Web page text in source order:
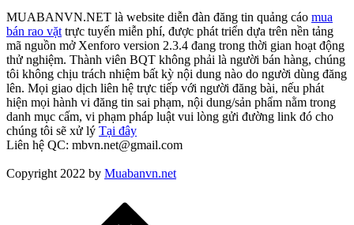
MUABANVN.NET là website diễn đàn đăng tin quảng cáo mua
bán rao vặt trực tuyến miễn phí, được phát triển dựa trên nền tảng
mã nguồn mở Xenforo version 2.3.4 đang trong thời gian hoạt động
thử nghiệm. Thành viên BQT không phải là người bán hàng, chúng
tôi không chịu trách nhiệm bất kỳ nội dung nào do người dùng đăng
lên. Mọi giao dịch liên hệ trực tiếp với người đăng bài, nếu phát
hiện mọi hành vi đăng tin sai phạm, nội dung/sản phẩm nằm trong
danh mục cấm, vi phạm pháp luật vui lòng gửi đường link đó cho
chúng tôi sẽ xử lý Tại đây
Liên hệ QC: mbvn.net@gmail.com
Copyright 2022 by Muabanvn.net